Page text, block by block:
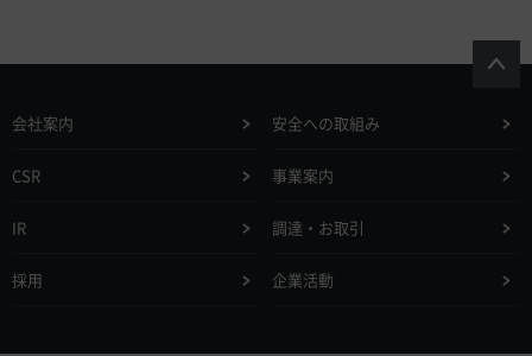
会社案内 安全への取組み
CSR 事業案内
IR 調達・お取引
採用 企業活動